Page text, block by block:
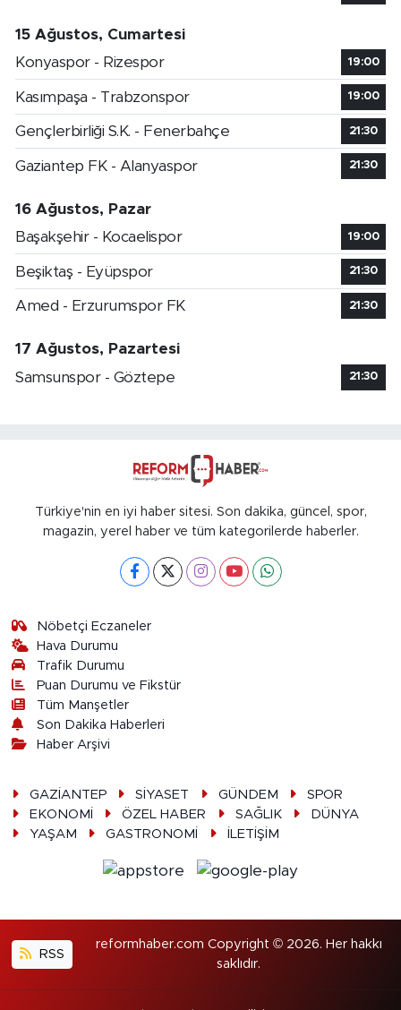
15 Ağustos, Cumartesi
Konyaspor - Rizespor
19:00
Kasımpaşa - Trabzonspor 19:00
Gençlerbirliği S.K. - Fenerbahçe 21:30
Gaziantep FK - Alanyaspor 21:30
16 Ağustos, Pazar
Başakşehir - Kocaelispor
19:00
Beşiktaş - Eyüpspor 21:30
Amed - Erzurumspor FK 21:30
17 Ağustos, Pazartesi
Samsunspor - Göztepe
21:30
Türkiye'nin en iyi haber sitesi. Son dakika, güncel, spor,
magazin, yerel haber ve tüm kategorilerde haberler.
Nöbetçi Eczaneler
Hava Durumu
Trafik Durumu
Puan Durumu ve Fikstür
Tüm Manşetler
Son Dakika Haberleri
Haber Arşivi
GAZİANTEP SİYASET GÜNDEM
SPOR
EKONOMİ
ÖZEL HABER SAĞLIK
DÜNYA
YAŞAM
GASTRONOMİ İLETİŞİM
RSS
reformhaber.com Copyright © 2026. Her hakkı
saklıdır.